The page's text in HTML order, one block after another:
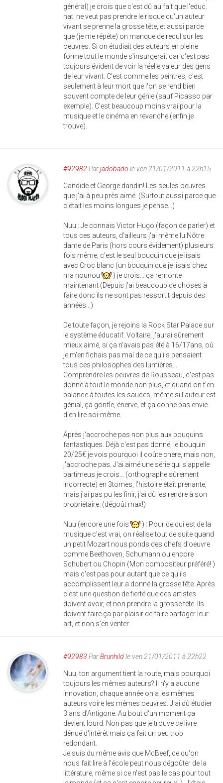
général) je crois que c'est dû au fait que l'educ.
nat. ne veut pas prendre le risque qu'un auteur
vivant se prenne la grosse tête, et aussi parce
que (je me répète) on manque de recul sur les
oeuvres. Si on étudiait des auteurs en pleine
forme tout le monde s'insurgerait car c'est pas
toujours évident de voir la réelle valeur des gens
de leur vivant. C'est comme les peintres, c'est
seulement à leur mort que l'on se rend bien
souvent compte de leur génie (sauf Picasso par
exemple). C'est beaucoup moins vrai pour la
musique et le cinéma en revanche (enfin je
trouve).
#92982 Parjadobado le ven 21/01/2011 à 22h15
Candide et George dandin! Les seules oeuvres
que j'ai à peu près aimé. (Surtout aussi parce que
c'était les moins longues je pense...)
Nuu : Je connais Victor Hugo (façon de parler) et
tous ces auteurs, d'ailleurs j'ai même lu Nôtre
dame de Paris (hors cours évidement) plusieurs
fois même, c'est le seul bouquin que je lisais
avec Croc blanc (un bouquin que je lisais chez
ma nounou
) je crois... ça remonte
maintenant (Depuis j'ai beaucoup de choses à
faire donc ils ne sont pas ressortit depuis des
années...)
De toute façon, je rejoins la Rock Star Palace sur
le système éducatif. Voltaire, j'aurai sûrement
mieux aimé, si ça n'avais pas été à 16/17ans, où
je m'en fichais pas mal de ce qu'ils pensaient
tous ces philosophes des lumières...
Comprendre les oeuvres de Rousseau, c'est pas
donné à tout le monde non plus, et quand on t'en
balance à toutes les sauces, même si l'auteur est
génial, ça gonfle, énerve, et ça donne pas envie
d'en lire soi-même.
Après j'accroche pas non plus aux bouquins
fantastiques. Déjà c'est pas donné, le bouquin
20/25€ je vois pourquoi il coûte chère, mais non,
j'accroche pas. J'ai aimé une série qui s'appelle
bartimeus je crois... (orthographe sûrement
incorrecte) en 3tomes, l'histoire était prenante,
mais j'ai pas pu les finir, j'ai dû les rendre à son
propriétaire. (dégoût max!)
Nuu (encore une fois
) : Pour ce qui est de la
musique c'est vrai, on réalise tout de suite quand
un petit Mozart nous ponds des chefs d'oeuvre
comme Beethoven, Schumann ou encore
Schubert ou Chopin (Mon compositeur préféré! )
mais c'est pas pour autant que ce qu'ils
accomplissent leur a donné la grosse tête. Après
c'est une question de fierté que ces artistes
doivent avoir, et non prendre la grosse tête. Ils
doivent faire ça par plaisir de faire partager leur
art, et non s'en venter.
#92983 ParBrunhildle ven 21/01/2011 à 22h22
Nuu, ton argument tient la route, mais pourquoi
toujours les mêmes auteurs? Il n'y a aucune
innovation, chaque année on a les mêmes
auteurs voire les mêmes oeuvres. J'ai dû étudier
3 ans d'Antigone. Au bout d'un moment ça
devient lourd. Non pas que je trouve ce livre
dénué d'intérêt mais ça fait un peu trop
redondant.
Je suis du même avis que McBeef, ce qu'on
nous fait lire à l'école peut nous dégoûter de la
littérature, même si ce n'est pas le cas pour tout